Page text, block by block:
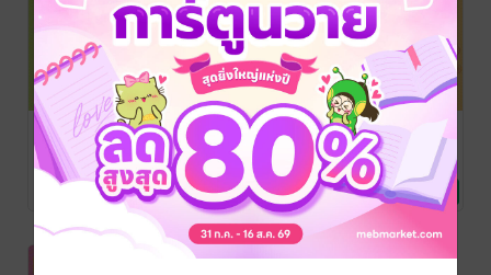
ไซอิ๋ว เล่ม 5
ตอน ซุนหงอ
คงตัวจริง ปะทะ
ซุนหงอคงตัว
แปล สำนักพิมพ์ดวง
กมลพับลิชชิ่ง/ ดวง
กมล บุ๊คส์ ดิสทริบิว
เตอร์
การ์ตูนเด็ก/การ์ตูน
ไซอิ๋ว เล่ม 6
ตอน ยืมพัด
วิเศษ
แปล สำนักพิมพ์ดวง
กมลพับลิชชิ่ง/ ดวง
กมล บุ๊คส์ ดิสทริบิว
เตอร์
การ์ตูนเด็ก/การ์ตูน
ความรู้
No Rating
ไซอิ๋ว เล่ม 3
ตอน ถ้ำดอกบัว
แปล สำนักพิมพ์ดวง
กมลพับลิชชิ่ง/ ดวง
กมล บุ๊คส์ ดิสทริบิว
เตอร์
การ์ตูนเด็ก/การ์ตูน
ความรู้
No Rating